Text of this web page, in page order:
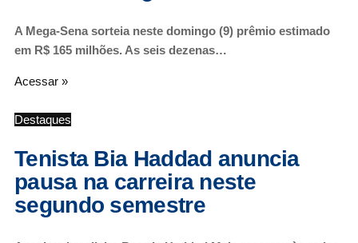
A Mega-Sena sorteia neste domingo (9) prêmio estimado
em R$ 165 milhões. As seis dezenas…
Acessar »
Destaques
Tenista Bia Haddad anuncia
pausa na carreira neste
segundo semestre